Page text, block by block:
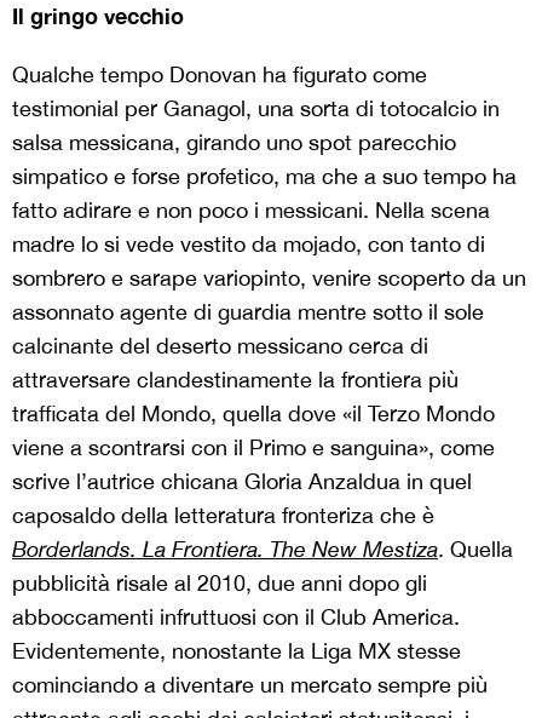
Il gringo vecchio
Qualche tempo Donovan ha figurato come
testimonial per Ganagol, una sorta di totocalcio in
salsa messicana, girando uno spot parecchio
simpatico e forse profetico, ma che a suo tempo ha
fatto adirare e non poco i messicani. Nella scena
madre lo si vede vestito da mojado, con tanto di
sombrero e sarape variopinto, venire scoperto da un
assonnato agente di guardia mentre sotto il sole
calcinante del deserto messicano cerca di
attraversare clandestinamente la frontiera più
trafficata del Mondo, quella dove «il Terzo Mondo
viene a scontrarsi con il Primo e sanguina», come
scrive l’autrice chicana Gloria Anzaldua in quel
caposaldo della letteratura fronteriza che è
Borderlands. La Frontiera. The New Mestiza. Quella
pubblicità risale al 2010, due anni dopo gli
abboccamenti infruttuosi con il Club America.
Evidentemente, nonostante la Liga MX stesse
cominciando a diventare un mercato sempre più